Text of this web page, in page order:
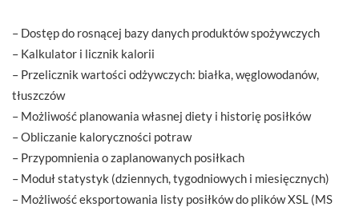
– Dostęp do rosnącej bazy danych produktów spożywczych
– Kalkulator i licznik kalorii
– Przelicznik wartości odżywczych: białka, węglowodanów,
tłuszczów
– Możliwość planowania własnej diety i historię posiłków
– Obliczanie kaloryczności potraw
– Przypomnienia o zaplanowanych posiłkach
– Moduł statystyk (dziennych, tygodniowych i miesięcznych)
– Możliwość eksportowania listy posiłków do plików XSL (MS